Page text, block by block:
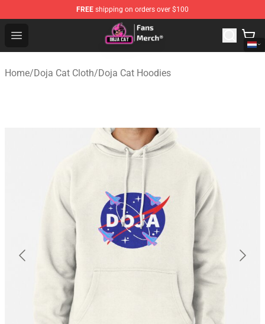
FREE shipping on orders over $100
Open menu
Doja Cat Store - Official Doja Cat Merchandise Shop
Home/Doja Cat Cloth/Doja Cat Hoodies